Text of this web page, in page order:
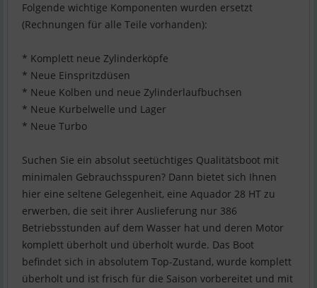
Folgende wichtige Komponenten wurden ersetzt
(Rechnungen für alle Teile vorhanden):
* Komplett neue Zylinderköpfe
* Neue Einspritzdüsen
* Neue Kolben und neue Zylinderlaufbuchsen
* Neue Kurbelwelle und Lager
* Neue Turbo
Suchen Sie ein absolut seetüchtiges Qualitätsboot mit
minimalen Gebrauchsspuren? Dann bietet sich Ihnen
hier eine seltene Gelegenheit, eine Aquador 28 HT zu
erwerben, die seit ihrer Auslieferung nur 386
Betriebsstunden auf dem Wasser hat und deren Motor
komplett überholt und überholt wurde. Das Boot
befindet sich in absolutem Top-Zustand, wurde komplett
überholt und ist frisch für die Saison vorbereitet und mit